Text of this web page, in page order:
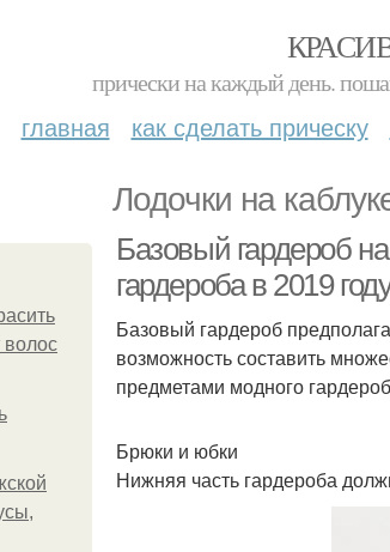
прически на каждый день.
главная как сделать прическу
Лодочки на
волос
Базовый гардероб
гардероба в 2019
Базовый гардероб
возможность составить
предметами модного
Брюки и юбки
Нижняя часть гардероба